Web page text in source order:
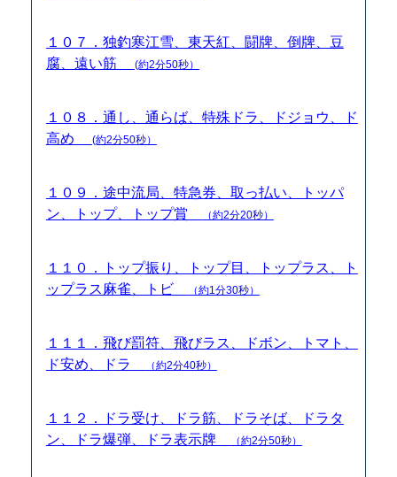
１０７．独釣寒江雪、東天紅、闘牌、倒牌、豆
腐、遠い筋
(約2分50秒）
１０８．通し、通らば、特殊ドラ、ドジョウ、ド
高め
(約2分50秒）
１０９．途中流局、特急券、取っ払い、トッパ
ン、トップ、トップ賞
（約2分20秒）
１１０．トップ振り、トップ目、トップラス、ト
ップラス麻雀、トビ
（約1分30秒）
１１１．飛び罰符、飛びラス、ドボン、トマト、
ド安め、ドラ
（約2分40秒）
１１２．ドラ受け、ドラ筋、ドラそば、ドラタ
ン、ドラ爆弾、ドラ表示牌
（約2分50秒）